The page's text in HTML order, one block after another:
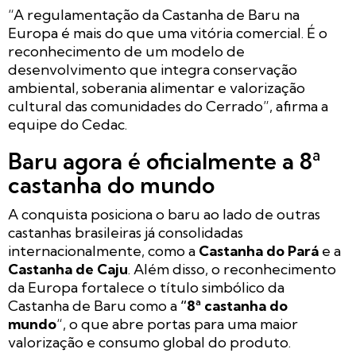
“A regulamentação da Castanha de Baru na
Europa é mais do que uma vitória comercial. É o
reconhecimento de um modelo de
desenvolvimento que integra conservação
ambiental, soberania alimentar e valorização
cultural das comunidades do Cerrado”, afirma a
equipe do Cedac.
Baru agora é oficialmente a 8ª
castanha do mundo
A conquista posiciona o baru ao lado de outras
castanhas brasileiras já consolidadas
internacionalmente, como a Castanha do Pará e a
Castanha de Caju. Além disso, o reconhecimento
da Europa fortalece o título simbólico da
Castanha de Baru como a “8ª castanha do
mundo“, o que abre portas para uma maior
valorização e consumo global do produto.